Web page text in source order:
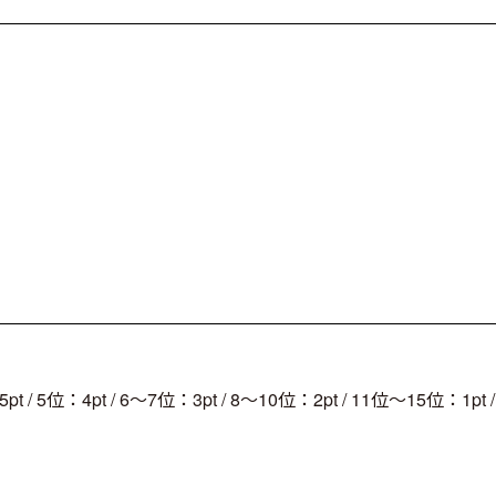
/ 5位：4pt / 6～7位：3pt / 8～10位：2pt / 11位～15位：1pt